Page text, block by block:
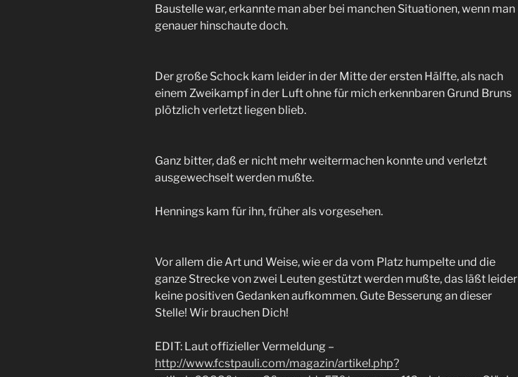
Baustelle war, erkannte man aber bei manchen Situationen, wenn man
genauer hinschaute doch.
Der große Schock kam leider in der Mitte der ersten Hälfte, als nach
einem Zweikampf in der Luft ohne für mich erkennbaren Grund Bruns
plötzlich verletzt liegen blieb.
Ganz bitter, daß er nicht mehr weitermachen konnte und verletzt
ausgewechselt werden mußte.
Hennings kam für ihn, früher als vorgesehen.
Vor allem die Art und Weise, wie er da vom Platz humpelte und die
ganze Strecke von zwei Leuten gestützt werden mußte, das läßt leider
keine positiven Gedanken aufkommen. Gute Besserung an dieser
Stelle! Wir brauchen Dich!
EDIT: Laut offizieller Vermeldung –
http://www.fcstpauli.com/magazin/artikel.php?